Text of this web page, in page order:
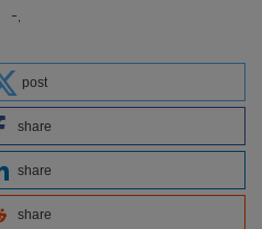
-
post
share
share
share